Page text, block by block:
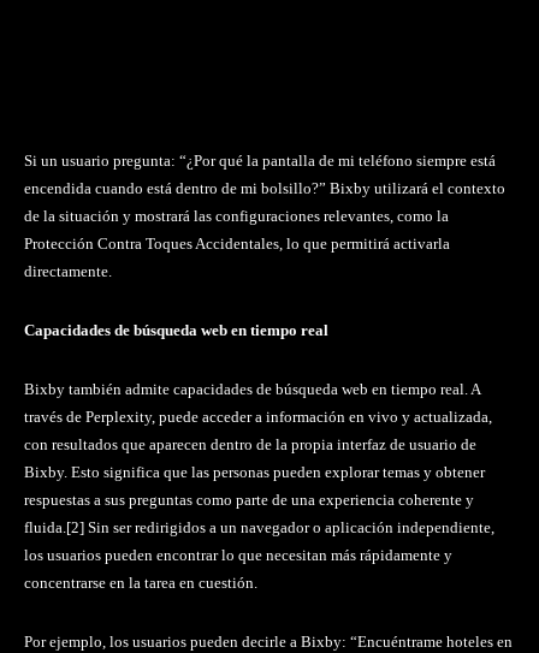
Si un usuario pregunta: “¿Por qué la pantalla de mi teléfono siempre está
encendida cuando está dentro de mi bolsillo?” Bixby utilizará el contexto
de la situación y mostrará las configuraciones relevantes, como la
Protección Contra Toques Accidentales, lo que permitirá activarla
directamente.
Capacidades de búsqueda web en tiempo real
Bixby también admite capacidades de búsqueda web en tiempo real. A
través de Perplexity, puede acceder a información en vivo y actualizada,
con resultados que aparecen dentro de la propia interfaz de usuario de
Bixby. Esto significa que las personas pueden explorar temas y obtener
respuestas a sus preguntas como parte de una experiencia coherente y
fluida.[2] Sin ser redirigidos a un navegador o aplicación independiente,
los usuarios pueden encontrar lo que necesitan más rápidamente y
concentrarse en la tarea en cuestión.
Por ejemplo, los usuarios pueden decirle a Bixby: “Encuéntrame hoteles en